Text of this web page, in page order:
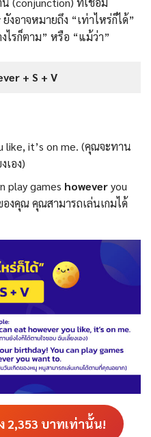
งอาจหมายถึง “เท่าไหร่ก็ได้”
ไรก็ตาม” หรือ “แม้ว่า”
+ S + V
like, it’s on me. (คุณจะทาน
เอง)
play games howeveryou
งคุณ คุณสามารถเล่นเกมได้
2,353 บาทเท่านั้น!